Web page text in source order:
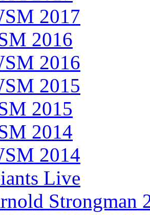
2017
2016
2016
2015
2015
2014
2014
Live
Strongman